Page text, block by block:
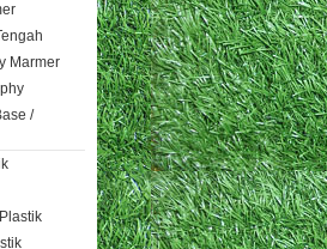
Marmer
/